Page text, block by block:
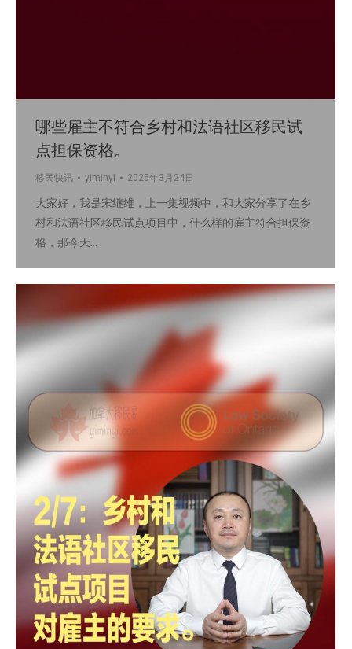
哪些雇主不符合乡村和法语社区移民试
点担保资格。
移民快讯 yiminyi 2025年3月24日
大家好，我是宋继维，上一集视频中，和大家分享了在乡
村和法语社区移民试点项目中，什么样的雇主符合担保资
格，那今天…